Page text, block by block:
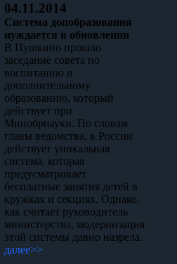
04.11.2014
Система допобразования
нуждается в обновлении
В Пушкино прошло
заседание совета по
воспитанию и
дополнительному
образованию, который
действует при
Минобрнауки. По словам
главы ведомства, в России
действует уникальная
система, которая
предусматривает
бесплатные занятия детей в
кружках и секциях. Однако,
как считает руководитель
министерства, модернизация
этой системы давно назрела.
далее>>